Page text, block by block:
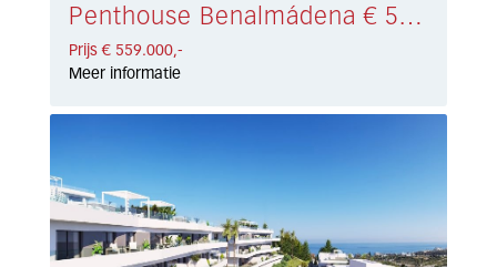
Penthouse Benalmádena € 559.000,-
Prijs € 559.000,-
Meer informatie